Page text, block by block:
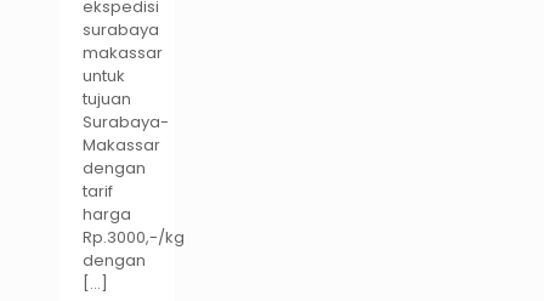
ekspedisi
surabaya
makassar
untuk
tujuan
Surabaya-
Makassar
dengan
tarif
harga
Rp.3000,-/kg
dengan
[…]